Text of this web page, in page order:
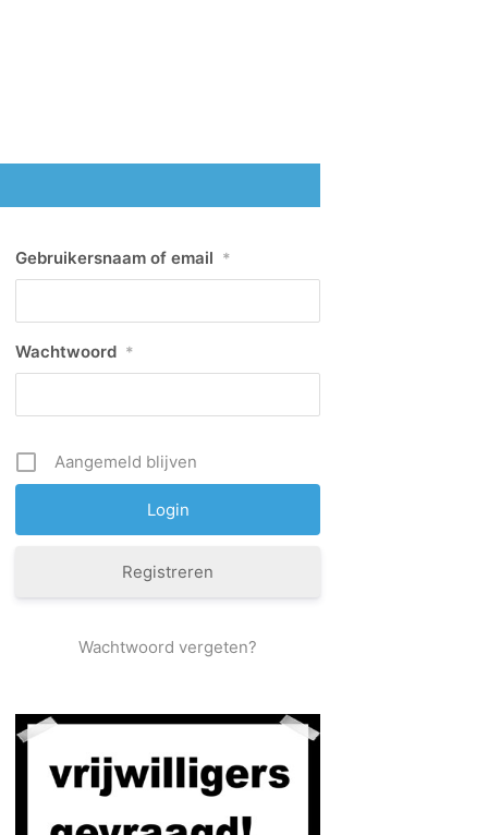
Gebruikersnaam of email *
Wachtwoord *
Aangemeld blijven
Registreren
Wachtwoord vergeten?